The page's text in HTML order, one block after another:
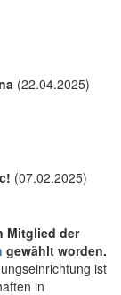
(22.04.2025)
(07.02.2025)
Mitglied der
gewählt worden.
ist
in